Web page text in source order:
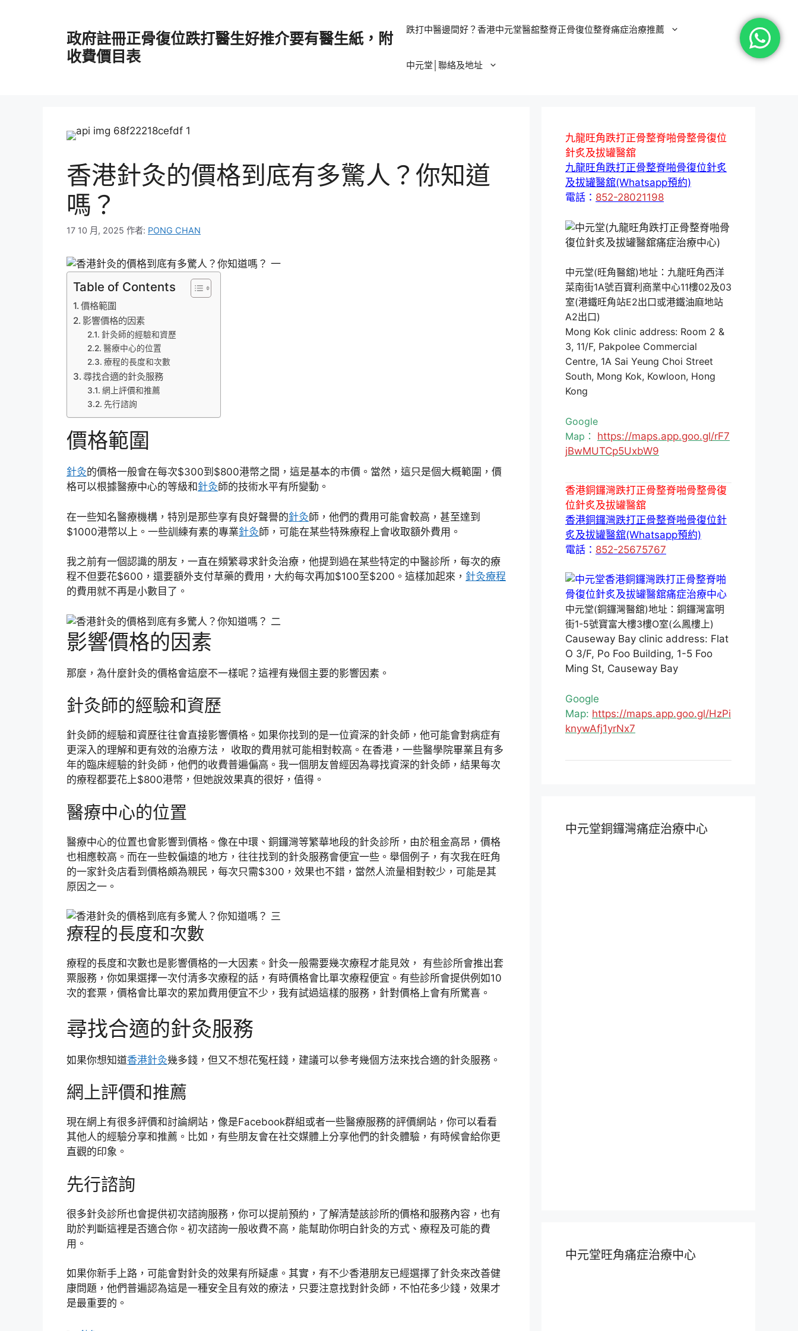
政府註冊正骨復位跌打醫生好推介要有醫生紙，附
收費價目表
跌打中醫邊間好？香港中元堂醫舘整脊正骨復位整脊痛症治療推薦
中元堂│聯絡及地址
香港針灸的價格到底有多驚人？你知道
嗎？
17 10 月, 2025 作者: PONG CHAN
Table of Contents
價格範圍
影響價格的因素
針灸師的經驗和資歷
醫療中心的位置
療程的長度和次數
尋找合適的針灸服務
網上評價和推薦
先行諮詢
價格範圍
針灸的價格一般會在每次$300到$800港幣之間，這是基本的市價。當然，這只是個大概範圍，價
格可以根據醫療中心的等級和 針灸師的技術水平有所變動。
在一些知名醫療機構，特別是那些享有良好聲譽的針灸師，他們的費用可能會較高，甚至達到
$1000港幣以上。一些訓練有素的專業針灸師，可能在某些特殊療程上會收取額外費用。
我之前有一個認識的朋友，一直在頻繁尋求針灸治療，他提到過在某些特定的中醫診所，每次的療
程不但要花$600，還要額外支付草藥的費用，大約每次再加$100至$200。這樣加起來， 針灸療程
的費用就不再是小數目了。
影響價格的因素
那麼，為什麼針灸的價格會這麼不一樣呢？這裡有幾個主要的影響因素。
針灸師的經驗和資歷
針灸師的經驗和資歷往往會直接影響價格。如果你找到的是一位資深的針灸師，他可能會對病症有
更深入的理解和更有效的治療方法， 收取的費用就可能相對較高。在香港，一些醫學院畢業且有多
年的臨床經驗的針灸師，他們的收費普遍偏高。我一個朋友曾經因為尋找資深的針灸師，結果每次
的療程都要花上$800港幣，但她說效果真的很好，值得。
醫療中心的位置
醫療中心的位置也會影響到價格。像在中環、銅鑼灣等繁華地段的針灸診所，由於租金高昂，價格
也相應較高。而在一些較偏遠的地方，往往找到的針灸服務會便宜一些。舉個例子，有次我在旺角
的一家針灸店看到價格頗為親民，每次只需$300，效果也不錯，當然人流量相對較少，可能是其
原因之一。
療程的長度和次數
療程的長度和次數也是影響價格的一大因素。針灸一般需要幾次療程才能見效， 有些診所會推出套
票服務，你如果選擇一次付清多次療程的話，有時價格會比單次療程便宜。有些診所會提供例如10
次的套票，價格會比單次的累加費用便宜不少，我有試過這樣的服務，針對價格上會有所驚喜。
尋找合適的針灸服務
如果你想知道香港針灸幾多錢，但又不想花冤枉錢，建議可以參考幾個方法來找合適的針灸服務。
網上評價和推薦
現在網上有很多評價和討論網站，像是Facebook群組或者一些醫療服務的評價網站，你可以看看
其他人的經驗分享和推薦。比如，有些朋友會在社交媒體上分享他們的針灸體驗，有時候會給你更
直觀的印象。
先行諮詢
很多針灸診所也會提供初次諮詢服務，你可以提前預約，了解清楚該診所的價格和服務內容，也有
助於判斷這裡是否適合你。初次諮詢一般收費不高，能幫助你明白針灸的方式、療程及可能的費
用。
如果你新手上路，可能會對針灸的效果有所疑慮。其實，有不少香港朋友已經選擇了針灸來改善健
康問題，他們普遍認為這是一種安全且有效的療法，只要注意找對針灸師，不怕花多少錢，效果才
是最重要的。
九龍旺角跌打正骨整脊啪骨整骨復位
針炙及拔罐醫舘
九龍旺角跌打正骨整脊啪骨復位針炙
及拔罐醫舘(Whatsapp預約)
電話： 852-28021198
中元堂(旺角醫舘)地址：九龍旺角西洋
菜南街1A號百寶利商業中心11樓02及03
室(港鐵旺角站E2出口或港鐵油麻地站
A2出口)
Mong Kok clinic address: Room 2 &
3, 11/F, Pakpolee Commercial
Centre, 1A Sai Yeung Choi Street
South, Mong Kok, Kowloon, Hong
Kong
Google
Map： https://maps.app.goo.gl/rF7
jBwMUTCp5UxbW9
香港銅鑼灣跌打正骨整脊啪骨整骨復
位針炙及拔罐醫舘
香港銅鑼灣跌打正骨整脊啪骨復位針
炙及拔罐醫舘(Whatsapp預約)
電話： 852-25675767
中元堂(銅鑼灣醫舘)地址：銅鑼灣富明
街1-5號寶富大樓3樓O室(么鳳樓上)
Causeway Bay clinic address: Flat
O 3/F, Po Foo Building, 1-5 Foo
Ming St, Causeway Bay
Google
Map: https://maps.app.goo.gl/HzPi
knywAfj1yrNx7
中元堂銅鑼灣痛症治療中心
中元堂旺角痛症治療中心